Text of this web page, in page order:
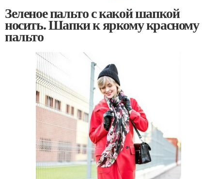
Зеленое пальто с какой шапкой
носить. Шапки к яркому красному
пальто